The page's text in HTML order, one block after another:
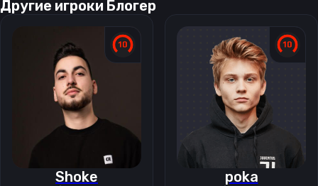
Другие игроки Блогер
Shoke poka